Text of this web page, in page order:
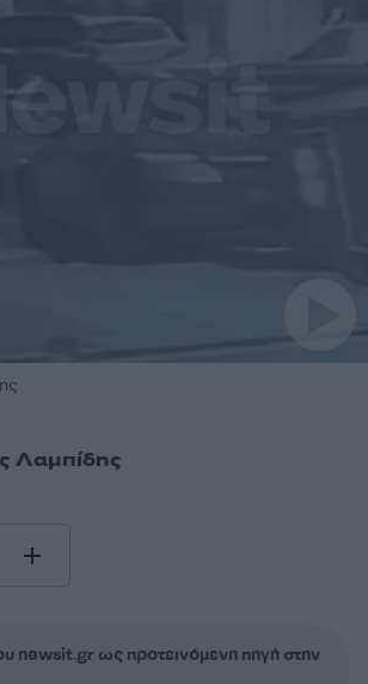
Λαμπίδης
newsit.gr ως προτεινόμενη πηγή στην